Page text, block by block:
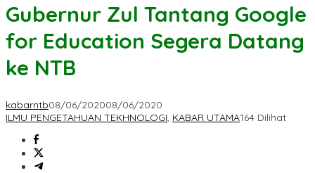
Gubernur Zul Tantang Google
for Education Segera Datang
ke NTB
kabarntb08/06/202008/06/2020
ILMU PENGETAHUAN TEKHNOLOGI, KABAR UTAMA164 Dilihat